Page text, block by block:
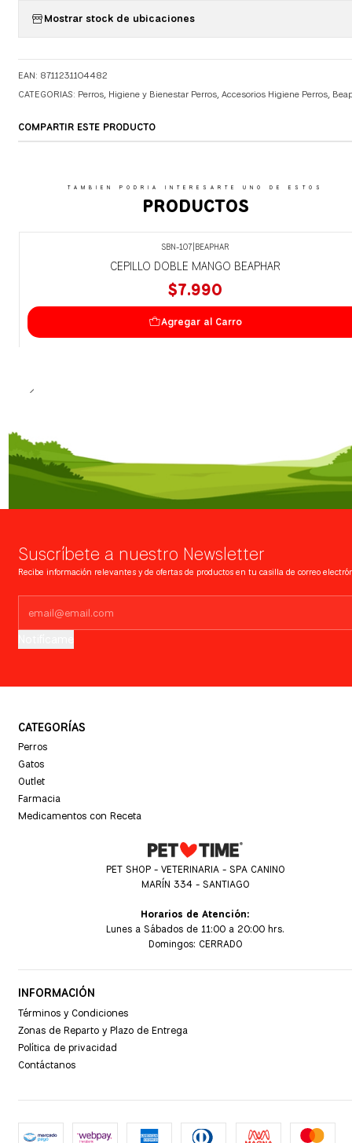
Mostrar stock de ubicaciones
EAN: 8711231104482
CATEGORIAS: Perros, Higiene y Bienestar Perros,Accesorios Higiene Perros,
COMPARTIR ESTE PRODUCTO
TAMBIEN PODRIA INTERESARTE UNO DE ESTOS
PRODUCTOS
SBN-107 BEAPHAR
CEPILLO DOBLE MANGO BEAPHAR
$7.990
Agregar al Carro
Suscríbete a nuestro Newsletter
Recibe información relevantes y de ofertas de productos en tu casilla de correo
CATEGORÍAS
Perros
Gatos
Outlet
Farmacia
Medicamentos con Receta
PET SHOP - VETERINARIA - SPA CANINO
MARÍN 334 - SANTIAGO
Horarios de Atención:
Lunes a Sábados de 11:00 a 20:00 hrs.
Domingos: CERRADO
INFORMACIÓN
Términos y Condiciones
Zonas de Reparto y Plazo de Entrega
Política de privacidad
Contáctanos